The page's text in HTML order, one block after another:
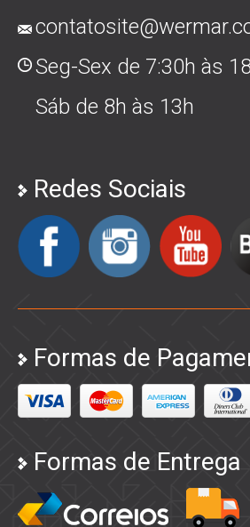
Seg-Sex de 7:30h às
Sáb de 8h às 13h
Redes Sociais
Formas de
Formas de Entrega